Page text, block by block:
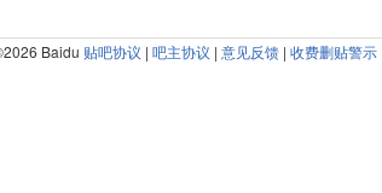
Baidu 贴吧协议 | 吧主协议 | 意见反馈 | 收费删贴警示